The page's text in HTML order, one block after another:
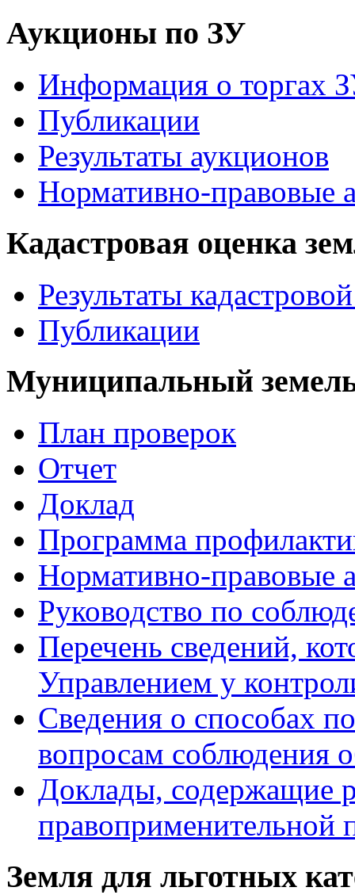
Аукционы по ЗУ
Информация о торгах
Публикации
Результаты аукционов
Нормативно-правовые
Кадастровая оценка
Результаты
Публикации
Муниципальный
План проверок
Отчет
Доклад
Программа
Нормативно-правовые
Руководство по
Перечень сведений,
Управлением у
Сведения о способах
вопросам соблюдения
Доклады, содержащие
правоприменительной
Земля для льготных